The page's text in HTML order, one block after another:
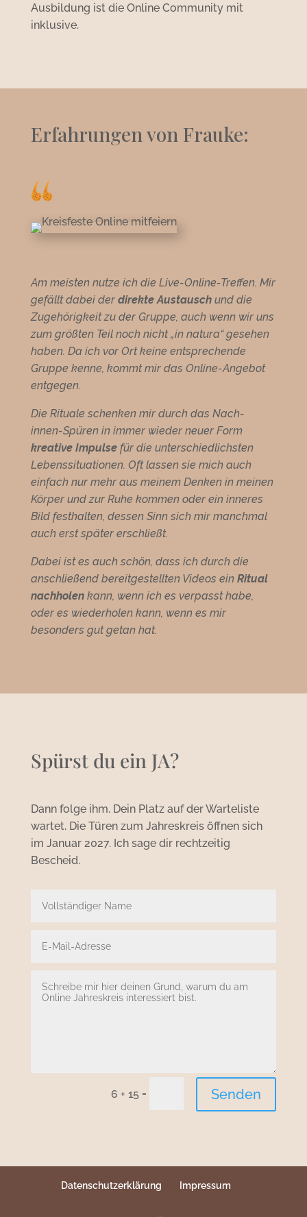
Ausbildung ist die Online Community mit
inklusive.
Erfahrungen von Frauke:
Am meisten nutze ich die Live-Online-Treffen. Mir
gefällt dabei der direkte Austauschund die
Zugehörigkeit zu der Gruppe, auch wenn wir uns
zum größten Teil noch nicht „in natura“ gesehen
haben. Da ich vor Ort keine entsprechende
Gruppe kenne, kommt mir das Online-Angebot
entgegen.
Die Rituale schenken mir durch das Nach-
innen-Spüren in immer wieder neuer Form
kreative Impulsefür die unterschiedlichsten
Lebenssituationen. Oft lassen sie mich auch
einfach nur mehr aus meinem Denken in meinen
Körper und zur Ruhe kommen oder ein inneres
Bild festhalten, dessen Sinn sich mir manchmal
auch erst später erschließt.
Dabei ist es auch schön, dass ich durch die
anschließend bereitgestellten Videos ein Ritual
nachholenkann, wenn ich es verpasst habe,
oder es wiederholen kann, wenn es mir
besonders gut getan hat.
Spürst du ein JA?
Dann folge ihm. Dein Platz auf der Warteliste
wartet. Die Türen zum Jahreskreis öffnen sich
im Januar 2027. Ich sage dir rechtzeitig
Bescheid.
6 + 15 = Senden
Datenschutzerklärung Impressum